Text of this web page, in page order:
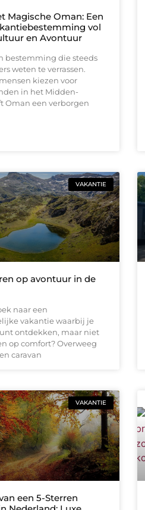
Magische Oman: Een
vol
en Avontuur
bestemming die steeds
weten te verrassen.
kiezen voor
in het Midden-
Oman een verborgen
VAKANTIE
op avontuur in de
naar een
vakantie waarbij je
ontdekken, maar niet
op comfort? Overweeg
caravan
VAKANTIE
een 5-Sterren